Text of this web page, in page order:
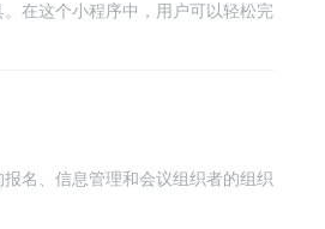
在这个小程序中，用户可以轻松完
名、信息管理和会议组织者的组织